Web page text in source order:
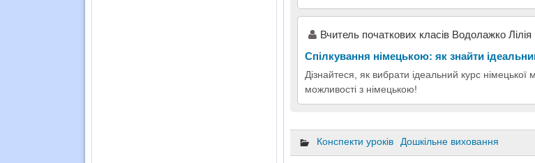
Вчитель початкових класів Водолажко Лілія
Спілкування німецькою: як знайти
Дізнайтеся, як вибрати ідеальний курс
можливості з німецькою!
Конспекти уроків Дошкільне виховання